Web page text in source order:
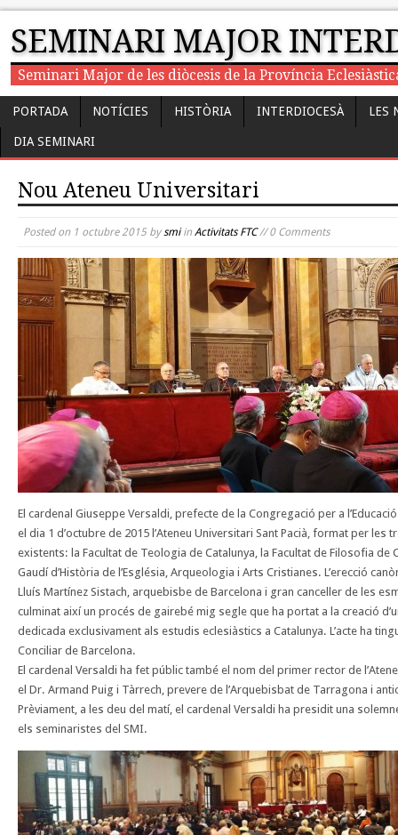
SEMINARI MAJOR
Seminari Major de les diòcesis de la Província
PORTADA NOTÍCIES HISTÒRIA INTERDIOCESÀ LES
DIA SEMINARI
Nou Ateneu Universitari
Posted on 1 octubre 2015 bysmiin Activitats FTC// 0 Comments
El cardenal Giuseppe Versaldi, prefecte de la Congregació per a
el dia 1 d’octubre de 2015 l’Ateneu Universitari Sant Pacià, format per les
existents: la Facultat de Teologia de Catalunya, la Facultat de Filosofia de
Gaudí d’Història de l’Església, Arqueologia i Arts Cristianes. L’erecció
Lluís Martínez Sistach, arquebisbe de Barcelona i gran canceller de les
culminat així un procés de gairebé mig segle que ha portat a la creació
dedicada exclusivament als estudis eclesiàstics a Catalunya. L’acte ha
Conciliar de Barcelona.
El cardenal Versaldi ha fet públic també el nom del primer rector de
el Dr. Armand Puig i Tàrrech, prevere de l’Arquebisbat de Tarragona i
Prèviament, a les deu del matí, el cardenal Versaldi ha presidit una
els seminaristes del SMI.